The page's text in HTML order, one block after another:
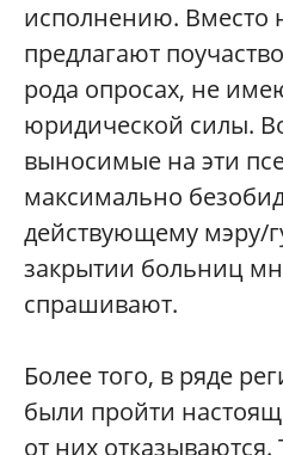
исполнению. Вместо
предлагают
рода опросах, не
юридической силы.
выносимые на эти
максимально
действующему мэру/
закрытии больниц
спрашивают.
Более того, в ряде
были пройти
от них отказываются.